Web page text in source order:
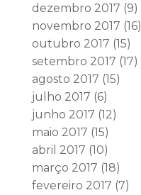
dezembro 2017 (9)
novembro 2017 (16)
outubro 2017 (15)
setembro 2017 (17)
agosto 2017 (15)
julho 2017 (6)
junho 2017 (12)
maio 2017 (15)
abril 2017 (10)
março 2017 (18)
fevereiro 2017 (7)